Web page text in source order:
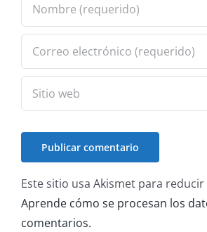
Este sitio usa Akismet para reducir
Aprende cómo se procesan los
comentarios.